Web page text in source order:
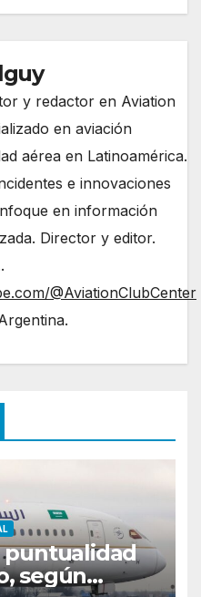
y redactor en Aviation
en aviación
aérea en Latinoamérica.
e innovaciones
en información
Director y editor.
@AviationClubCenter
puntualidad
según